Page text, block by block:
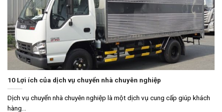
10 Lợi ích của dịch vụ chuyển nhà chuyên nghiệp
Dịch vụ chuyển nhà chuyên nghiệp là một dịch vụ cung cấp giúp khách
hàng...